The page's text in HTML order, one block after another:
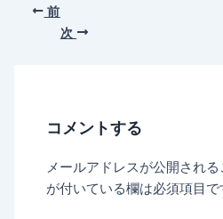
前
次
コメントする
メールアドレスが公開される
が付いている欄は必須項目で